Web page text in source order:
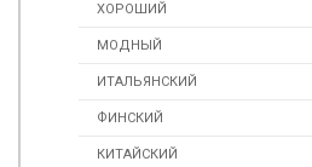
ХОРОШИЙ
МОДНЫЙ
ИТАЛЬЯНСКИЙ
ФИНСКИЙ
КИТАЙСКИЙ